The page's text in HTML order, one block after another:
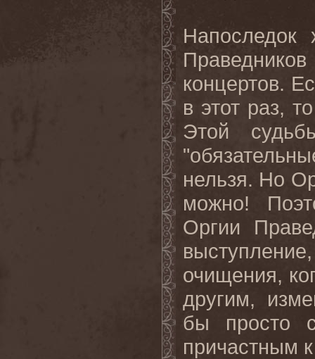
Напоследок
концертов.
в этот раз,
Этой
нельзя. Но
можно!
Оргии
очищения,
другим,
бы просто
причастным